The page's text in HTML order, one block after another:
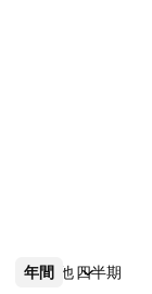
年間 四半期
その他